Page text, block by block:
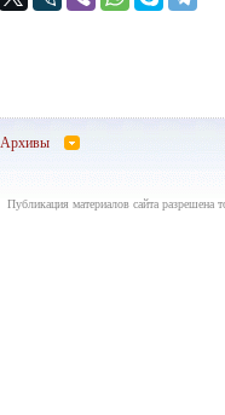
Архивы
Публикация материалов сайта разрешена